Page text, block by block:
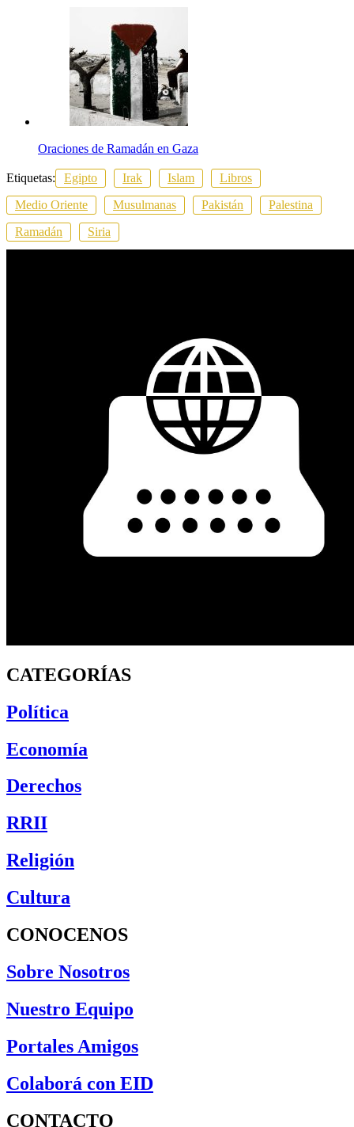
Oraciones de Ramadán en Gaza
Etiquetas: Egipto Irak Islam
Libros
Medio Oriente
Musulmanas Pakistán
Palestina
Ramadán
Siria
CATEGORÍAS
Política
Economía
Derechos
RRII
Religión
Cultura
CONOCENOS
Sobre Nosotros
Nuestro Equipo
Portales Amigos
Colaborá con EID
CONTACTO